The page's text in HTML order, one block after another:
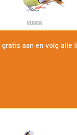
VIJVER
gratis aan en volg alle